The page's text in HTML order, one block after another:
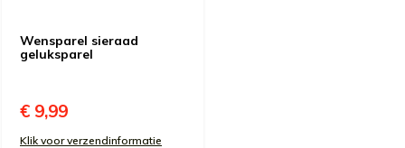
Wensparel sieraad
geluksparel
€ 9,99
Klik voor verzendinformatie